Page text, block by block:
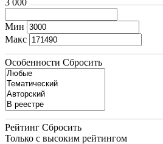
Мин
Макс
Особенности Сбросить
Рейтинг Сбросить
Только с высоким рейтингом